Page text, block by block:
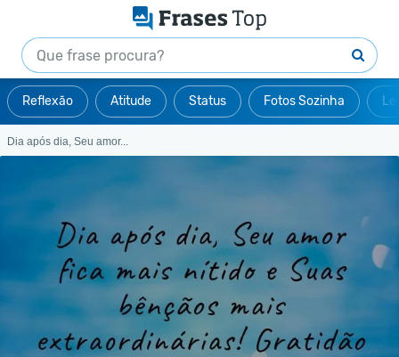
Reflexão Atitude Status Fotos Sozinha
Dia após dia, Seu amor...